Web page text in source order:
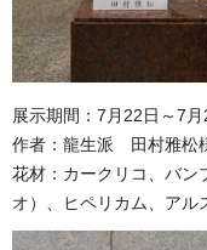
展示期間：7月22日～7月
作者：龍生派 田村雅松
花材：カークリコ、バン
オ）、ヒペリカム、アル